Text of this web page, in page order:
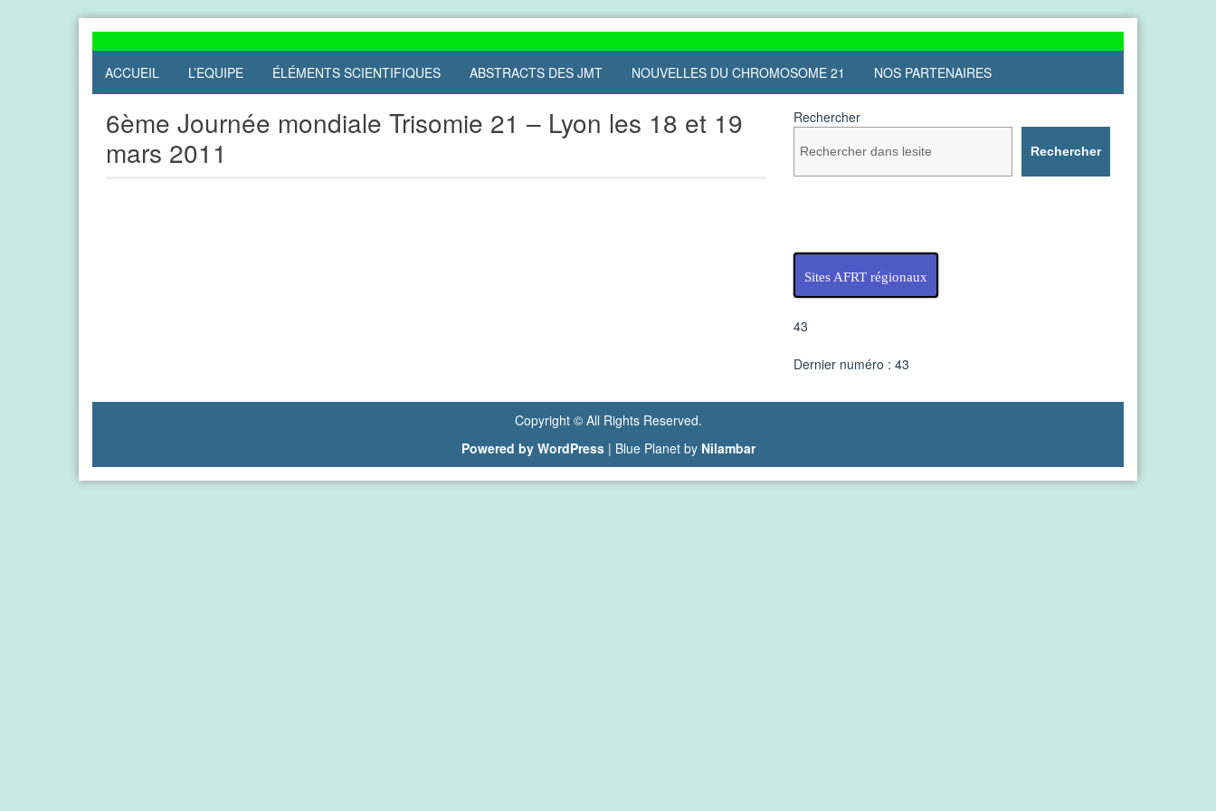
ACCUEIL L’EQUIPE ÉLÉMENTS SCIENTIFIQUES ABSTRACTS DES JMT NOUVELLES DU CHROMOSOME 21 NOS PARTENAIRES
6ème Journée mondiale Trisomie 21 – Lyon les 18 et 19
mars 2011
Rechercher
Rechercher
Sites AFRT régionaux
43
Dernier numéro : 43
Copyright © All Rights Reserved.
Powered by WordPress | Blue Planet by Nilambar